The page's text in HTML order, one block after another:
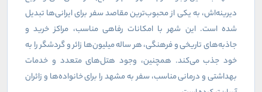
دیرینه‌اش، به یکی از محبوب‌ترین مقاصد سفر برای ایرانی‌ها تبدیل
شده است. این شهر با امکانات رفاهی مناسب، مراکز خرید و
جاذبه‌های تاریخی و فرهنگی، هر ساله میلیون‌ها زائر و گردشگر را به
خود جذب می‌کند. همچنین، وجود هتل‌های متعدد و خدمات
بهداشتی و درمانی مناسب، سفر به مشهد را برای خانواده‌ها و زائران